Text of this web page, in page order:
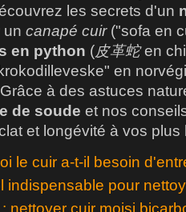
les secrets d'un
un canapé cuir("sofa en
en python (皮革蛇en
en
à des astuces
de soude et nos
et longévité à vos plus
le cuir a-t-il besoin
indispensable pour
nettoyer cuir moisi